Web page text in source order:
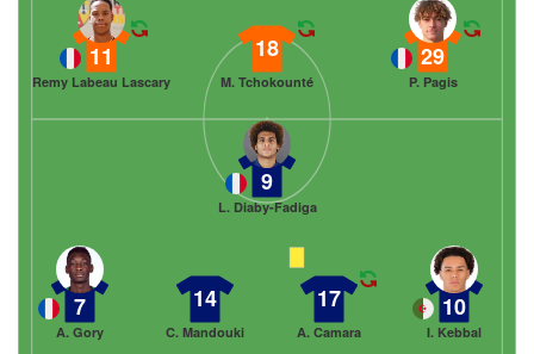
29
P. Pagis
18
M. Tchokounté
11
Remy Labeau Lascary
7
A. Gory
14
C. Mandouki
17
A. Camara
10
I. Kebbal
9
L. Diaby-Fadiga